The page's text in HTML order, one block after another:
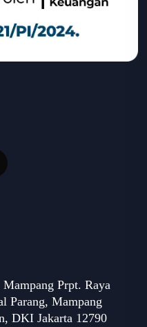
Prpt. Raya
Parang, Mampang
DKI Jakarta 12790